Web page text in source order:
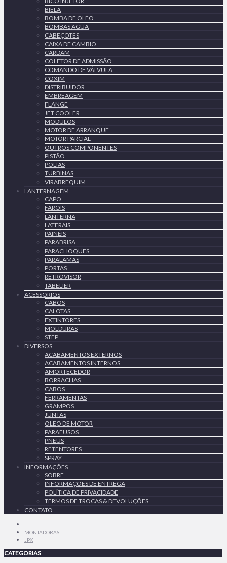
BIELA
BOMBA DE OLEO
BOMBAS AGUA
CABEÇOTES
CAIXA DE CAMBIO
CARDAM
COLETOR DE ADMISSÃO
COMANDO DE VÁLVULA
COXIM
DISTRIBUIDOR
EMBREAGEM
FLANGE
JET COOLER
MODULOS
MOTOR DE ARRANQUE
MOTOR PARCIAL
OUTROS COMPONENTES
PISTÃO
POLIAS
TURBINAS
VIRABREQUIM
LANTERNAGEM
CAPO
FAROIS
LANTERNA
LATERAIS
PAINÉIS
PARABRISA
PARACHOQUES
PARALAMAS
PORTAS
RETROVISOR
TABELIER
ACESSORIOS
CABOS
CALOTAS
EXTINTORES
MOLDURAS
STEP
DIVERSOS
ACABAMENTOS EXTERNOS
ACABAMENTOS INTERNOS
AMORTECEDOR
BORRACHAS
CABOS
FERRAMENTAS
GRAMPOS
JUNTAS
OLEO DE MOTOR
PARAFUSOS
PNEUS
RETENTORES
SPRAY
INFORMAÇÕES
SOBRE
INFORMAÇÕES DE ENTREGA
POLÍTICA DE PRIVACIDADE
TERMOS DE TROCAS & DEVOLUÇÕES
CONTATO
MONTADORAS
JPX
CATEGORIAS